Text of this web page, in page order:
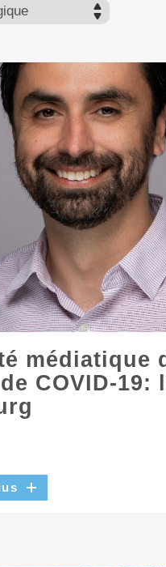
médiatique
COVID-19: